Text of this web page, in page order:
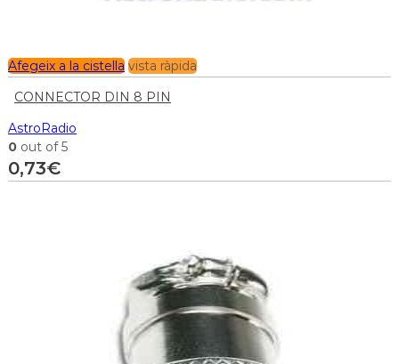
Afegeix a la cistella vista ràpida
CONNECTOR DIN 8 PIN
AstroRadio
0 out of 5
0,73€